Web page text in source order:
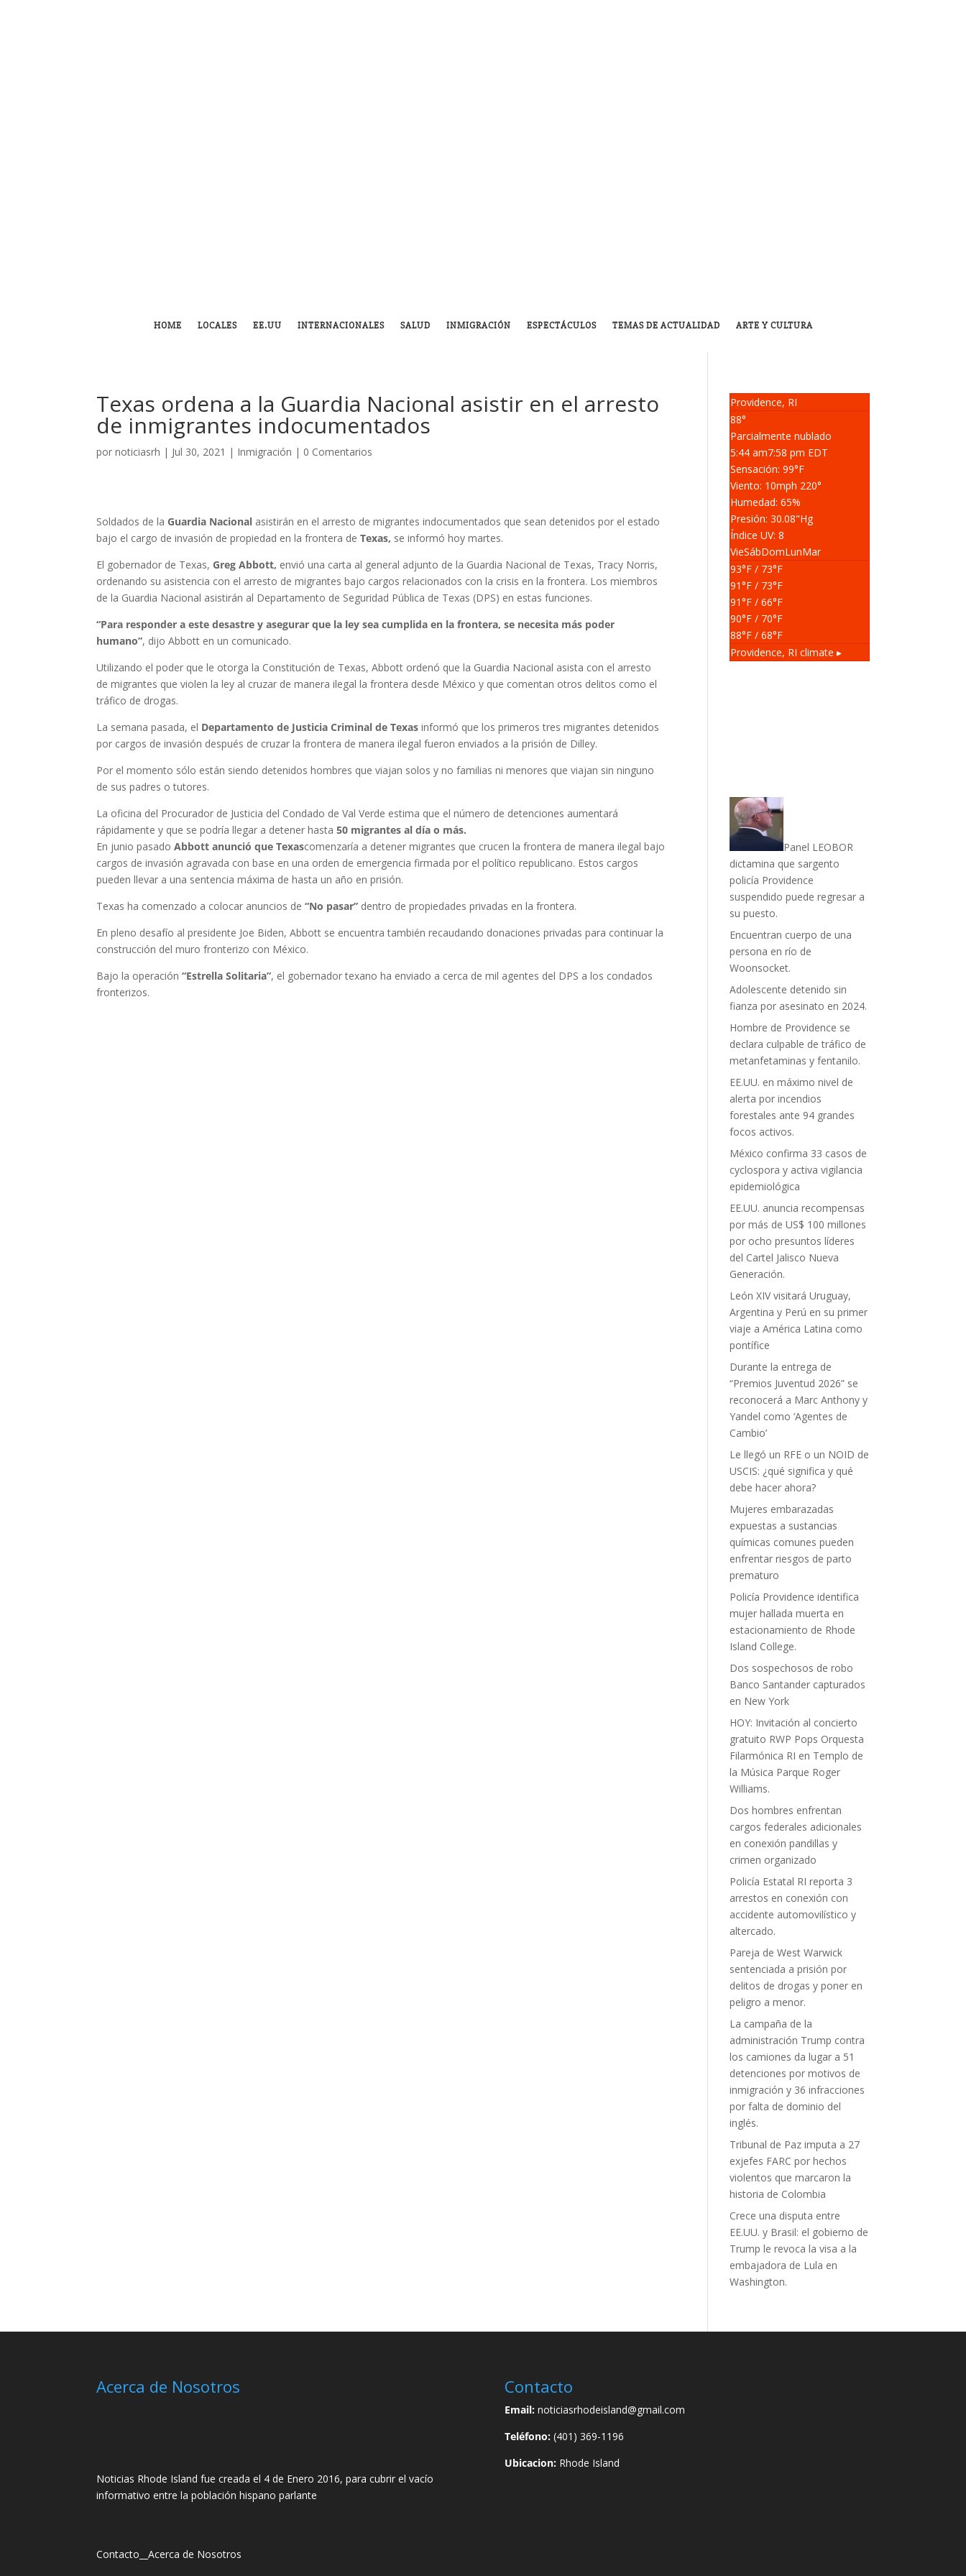
HOME LOCALES EE.UU INTERNACIONALES SALUD INMIGRACIÓN ESPECTÁCULOS TEMAS DE ACTUALIDAD ARTE Y CULTURA
Texas ordena a la Guardia Nacional asistir en el arresto
de inmigrantes indocumentados
pornoticiasrh | Jul 30, 2021 | Inmigración | 0 Comentarios
Soldados de la Guardia Nacional asistirán en el arresto de migrantes indocumentados que sean detenidos por el estado
bajo el cargo de invasión de propiedad en la frontera deTexas, se informó hoy martes.
El gobernador de Texas, Greg Abbott, envió una carta al general adjunto de la Guardia Nacional de Texas, Tracy Norris,
ordenando su asistencia con el arresto de migrantes bajo cargos relacionados con la crisis en la frontera. Los miembros
de la Guardia Nacional asistirán al Departamento de Seguridad Pública de Texas (DPS) en estas funciones.
“Para responder a este desastre y asegurar que la ley sea cumplida en la frontera, se necesita más poder
humano”, dijo Abbott en un comunicado.
Utilizando el poder que le otorga la Constitución de Texas, Abbott ordenó que la Guardia Nacional asista con el arresto
de migrantes que violen la ley al cruzar de manera ilegal la frontera desde México y que comentan otros delitos como el
tráfico de drogas.
La semana pasada, el Departamento de Justicia Criminal de Texas informó que los primeros tres migrantes detenidos
por cargos de invasión después de cruzar la frontera de manera ilegal fueron enviados a la prisión de Dilley.
Por el momento sólo están siendo detenidos hombres que viajan solos y no familias ni menores que viajan sin ninguno
de sus padres o tutores.
La oficina del Procurador de Justicia del Condado de Val Verde estima que el número de detenciones aumentará
rápidamente y que se podría llegar a detener hasta50 migrantes al día o más.
En junio pasadoAbbott anunció que Texascomenzaría a detener migrantes que crucen la frontera de manera ilegal bajo
cargos de invasión agravada con base en una orden de emergencia firmada por el político republicano. Estos cargos
pueden llevar a una sentencia máxima de hasta un año en prisión.
Texas ha comenzado a colocar anuncios de “No pasar” dentro de propiedades privadas en la frontera.
En pleno desafío al presidente Joe Biden, Abbott se encuentra también recaudando donaciones privadas para continuar la
construcción del muro fronterizo con México.
Bajo la operación“Estrella Solitaria”, el gobernador texano ha enviado a cerca de mil agentes del DPS a los condados
fronterizos.
Providence, RI
88°
Parcialmente nublado
5:44 am7:58 pm EDT
Sensación: 99°F
Viento: 10mph 220°
Humedad: 65%
Presión: 30.08"Hg
Índice UV: 8
VieSábDomLunMar
93°F / 73°F
91°F / 73°F
91°F / 66°F
90°F / 70°F
88°F / 68°F
Providence, RI climate ▸
Panel LEOBOR
dictamina que sargento
policía Providence
suspendido puede regresar a
su puesto.
Encuentran cuerpo de una
persona en río de
Woonsocket.
Adolescente detenido sin
fianza por asesinato en 2024.
Hombre de Providence se
declara culpable de tráfico de
metanfetaminas y fentanilo.
EE.UU. en máximo nivel de
alerta por incendios
forestales ante 94 grandes
focos activos.
México confirma 33 casos de
cyclospora y activa vigilancia
epidemiológica
EE.UU. anuncia recompensas
por más de US$ 100 millones
por ocho presuntos líderes
del Cartel Jalisco Nueva
Generación.
León XIV visitará Uruguay,
Argentina y Perú en su primer
viaje a América Latina como
pontífice
Durante la entrega de
“Premios Juventud 2026” se
reconocerá a Marc Anthony y
Yandel como ‘Agentes de
Cambio’
Le llegó un RFE o un NOID de
USCIS: ¿qué significa y qué
debe hacer ahora?
Mujeres embarazadas
expuestas a sustancias
químicas comunes pueden
enfrentar riesgos de parto
prematuro
Policía Providence identifica
mujer hallada muerta en
estacionamiento de Rhode
Island College.
Dos sospechosos de robo
Banco Santander capturados
en New York
HOY: Invitación al concierto
gratuito RWP Pops Orquesta
Filarmónica RI en Templo de
la Música Parque Roger
Williams.
Dos hombres enfrentan
cargos federales adicionales
en conexión pandillas y
crimen organizado
Policía Estatal RI reporta 3
arrestos en conexión con
accidente automovilístico y
altercado.
Pareja de West Warwick
sentenciada a prisión por
delitos de drogas y poner en
peligro a menor.
La campaña de la
administración Trump contra
los camiones da lugar a 51
detenciones por motivos de
inmigración y 36 infracciones
por falta de dominio del
inglés.
Tribunal de Paz imputa a 27
exjefes FARC por hechos
violentos que marcaron la
historia de Colombia
Crece una disputa entre
EE.UU. y Brasil: el gobierno de
Trump le revoca la visa a la
embajadora de Lula en
Washington.
Acerca de Nosotros
Noticias Rhode Island fue creada el 4 de Enero 2016, para cubrir el vacío
informativo entre la población hispano parlante
Contacto __Acerca de Nosotros
Contacto
Email:noticiasrhodeisland@gmail.com
Teléfono:(401) 369-1196
Ubicacion:Rhode Island